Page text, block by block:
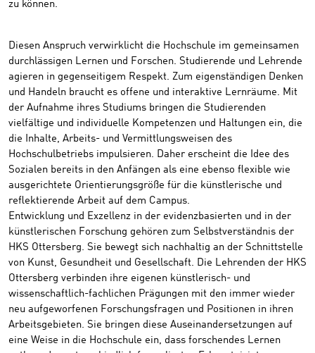
zu können.
Diesen Anspruch verwirklicht die Hochschule im gemeinsamen
durchlässigen Lernen und Forschen. Studierende und Lehrende
agieren in gegenseitigem Respekt. Zum eigenständigen Denken
und Handeln braucht es offene und interaktive Lernräume. Mit
der Aufnahme ihres Studiums bringen die Studierenden
vielfältige und individuelle Kompetenzen und Haltungen ein, die
die Inhalte, Arbeits- und Vermittlungsweisen des
Hochschulbetriebs impulsieren. Daher erscheint die Idee des
Sozialen bereits in den Anfängen als eine ebenso flexible wie
ausgerichtete Orientierungsgröße für die künstlerische und
reflektierende Arbeit auf dem Campus.
Entwicklung und Exzellenz in der evidenzbasierten und in der
künstlerischen Forschung gehören zum Selbstverständnis der
HKS Ottersberg. Sie bewegt sich nachhaltig an der Schnittstelle
von Kunst, Gesundheit und Gesellschaft. Die Lehrenden der HKS
Ottersberg verbinden ihre eigenen künstlerisch- und
wissenschaftlich-fachlichen Prägungen mit den immer wieder
neu aufgeworfenen Forschungsfragen und Positionen in ihren
Arbeitsgebieten. Sie bringen diese Auseinandersetzungen auf
eine Weise in die Hochschule ein, dass forschendes Lernen